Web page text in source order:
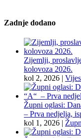
Zadnje dodano
Zijemlji,
kolovoza 2026.
kol 2, 2026 |
Župni oglasi:
– Prva nedjelja,
kol 1, 2026 |